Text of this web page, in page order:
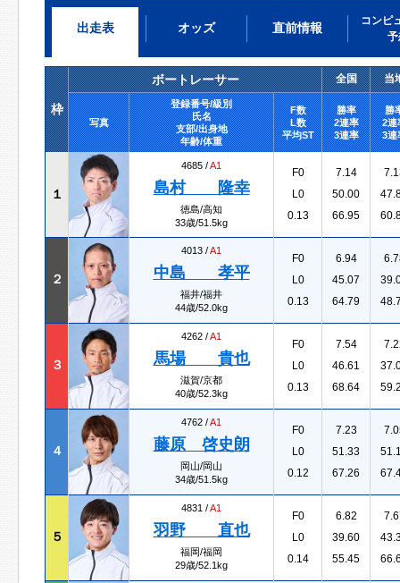
出走表 オッズ 直前情報
コンピ
予
枠
ボートレーサー 全国 当
写真
登録番号/級別
氏名
支部/出身地
年齢/体重
F数
L数
平均ST
勝率
2連率
3連率
勝
2連
3連
１
4685 /A1
島村 隆幸
徳島/高知
33歳/51.5kg
F0
L0
0.13
7.14
50.00
66.95
２
4013 /A1
中島 孝平
福井/福井
44歳/52.0kg
F0
L0
0.13
6.94
45.07
64.79
３
4262 /A1
馬場 貴也
滋賀/京都
40歳/52.3kg
F0
L0
0.13
7.54
46.61
68.64
４
4762 /A1
藤原 啓史朗
岡山/岡山
34歳/51.5kg
F0
L0
0.12
7.23
51.33
67.26
５
4831 /A1
羽野 直也
福岡/福岡
29歳/52.1kg
F0
L0
0.14
6.82
39.60
55.45